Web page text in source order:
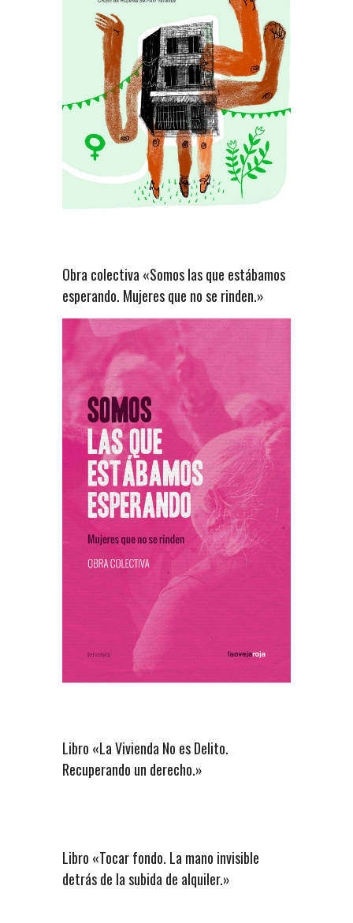
Obra colectiva «Somos las que estábamos
esperando. Mujeres que no se rinden.»
Libro «La Vivienda No es Delito.
Recuperando un derecho.»
Libro «Tocar fondo. La mano invisible
detrás de la subida de alquiler.»